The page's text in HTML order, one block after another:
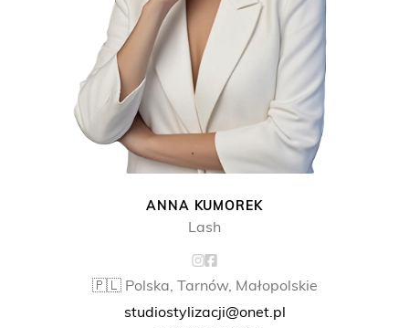
ANNA KUMOREK
Lash
🇵🇱 Polska, Tarnów, Małopolskie
studiostylizacji@onet.pl